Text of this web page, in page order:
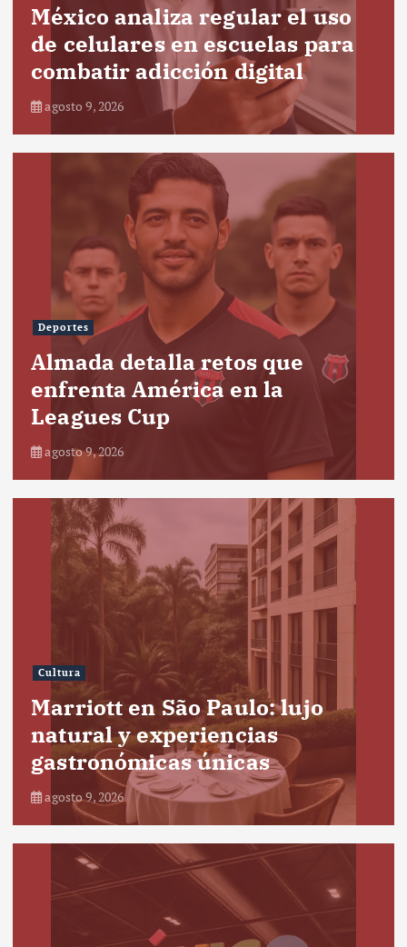
México analiza regular el uso
de celulares en escuelas para
combatir adicción digital
agosto 9, 2026
Deportes
Almada detalla retos que
enfrenta América en la
Leagues Cup
agosto 9, 2026
Cultura
Marriott en São Paulo: lujo
natural y experiencias
gastronómicas únicas
agosto 9, 2026